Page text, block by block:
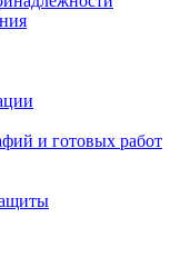
и готовых работ